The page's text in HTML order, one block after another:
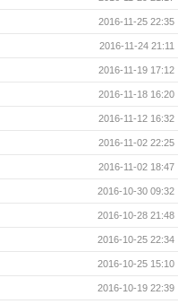
2016-11-25 22:35
2016-11-24 21:11
2016-11-19 17:12
2016-11-18 16:20
2016-11-12 16:32
2016-11-02 22:25
2016-11-02 18:47
2016-10-30 09:32
2016-10-28 21:48
2016-10-25 22:34
2016-10-25 15:10
2016-10-19 22:39